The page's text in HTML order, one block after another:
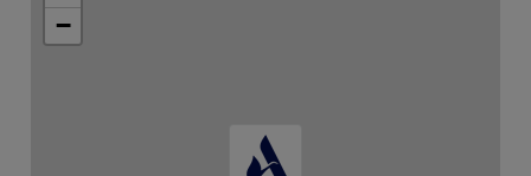
* Floral add-ons are not eligible for further
−